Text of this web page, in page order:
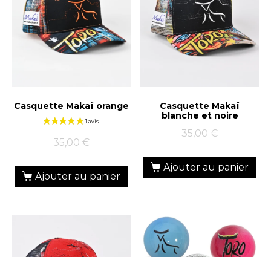
Casquette Makaï orange
35,00 €
Ajouter au panier
Casquette Makaï
blanche et noire
35,00€
Ajouter au panier